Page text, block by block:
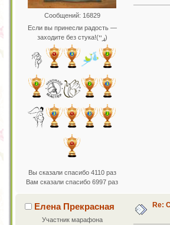
Сообщений: 16829
Если вы принесли радость —
заходите без стука!(ړײ)
Вы сказали спасибо 4110 раз
Вам сказали спасибо 6997 раз
Елена Прекрасная
Участник марафона
Re: